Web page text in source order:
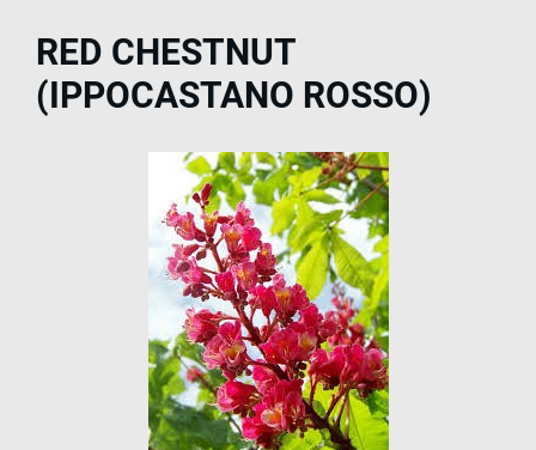
RED CHESTNUT
(IPPOCASTANO ROSSO)